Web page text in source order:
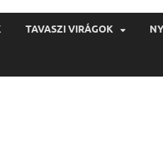
TAVASZI VIRÁGOK